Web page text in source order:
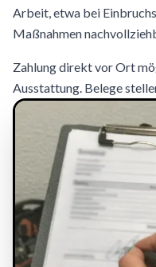
Arbeit, etwa bei
Maßnahmen
Zahlung direkt vor Ort
Ausstattung. Belege